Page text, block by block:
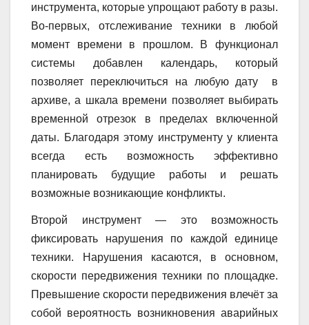
инструмента, которые упрощают работу в разы.
Во-первых, отслеживание техники в любой
момент времени в прошлом. В функционал
системы добавлен календарь, который
позволяет переключиться на любую дату в
архиве, а шкала времени позволяет выбирать
временной отрезок в пределах включенной
даты. Благодаря этому инструменту у клиента
всегда есть возможность эффективно
планировать будущие работы и решать
возможные возникающие конфликты.
Второй инструмент — это возможность
фиксировать нарушения по каждой единице
техники. Нарушения касаются, в основном,
скорости передвижения техники по площадке.
Превышение скорости передвижения влечёт за
собой вероятность возникновения аварийных